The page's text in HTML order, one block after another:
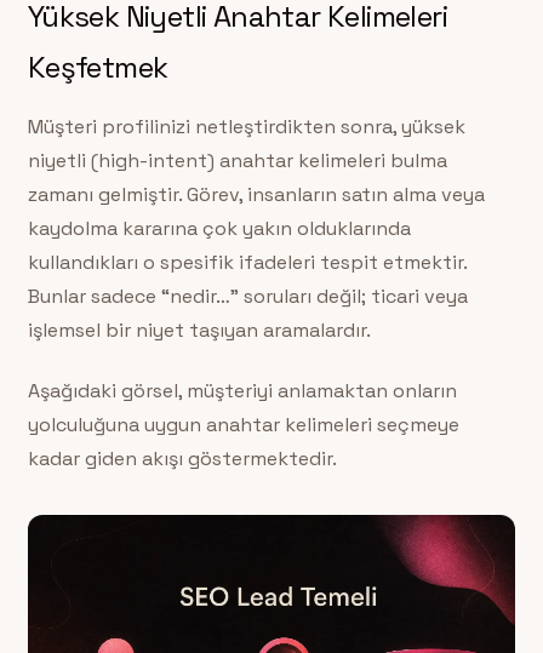
Yüksek Niyetli Anahtar Kelimeleri
Keşfetmek
Müşteri profilinizi netleştirdikten sonra, yüksek
niyetli (high-intent) anahtar kelimeleri bulma
zamanı gelmiştir. Görev, insanların satın alma veya
kaydolma kararına çok yakın olduklarında
kullandıkları o spesifik ifadeleri tespit etmektir.
Bunlar sadece “nedir…” soruları değil; ticari veya
işlemsel bir niyet taşıyan aramalardır.
Aşağıdaki görsel, müşteriyi anlamaktan onların
yolculuğuna uygun anahtar kelimeleri seçmeye
kadar giden akışı göstermektedir.